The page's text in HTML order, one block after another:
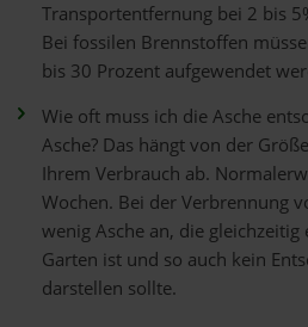
Transportentfernung bei 2 bis
Bei fossilen Brennstoffen
bis 30 Prozent aufgewendet
Wie oft muss ich die Asche
Asche? Das hängt von der
Ihrem Verbrauch ab.
Wochen. Bei der Verbrennung
wenig Asche an, die
Garten ist und so auch kein
darstellen sollte.